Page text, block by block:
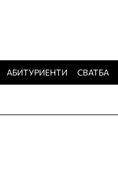
АБИТУРИЕНТИ СВАТБА